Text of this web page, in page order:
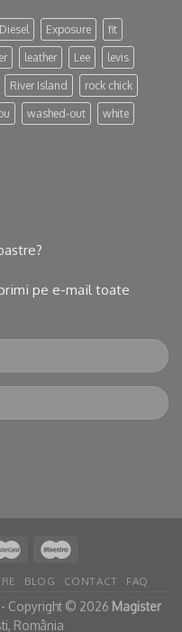
Diesel Exposure fit
leather Lee levis
River Island rock chick
washed-out white
pe e-mail toate
BLOG CONTACT FAQ
Copyright © 2026 Magister
România